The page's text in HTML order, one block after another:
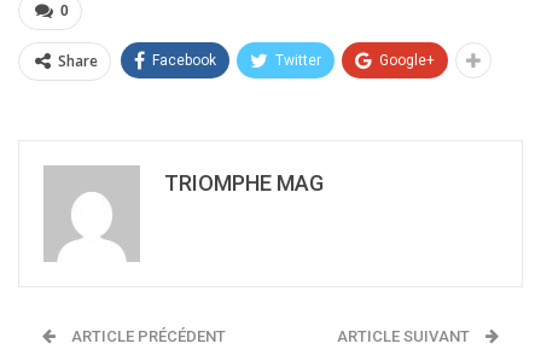
0
Share Facebook Twitter Google+
TRIOMPHE MAG
ARTICLE PRÉCÉDENT ARTICLE SUIVANT